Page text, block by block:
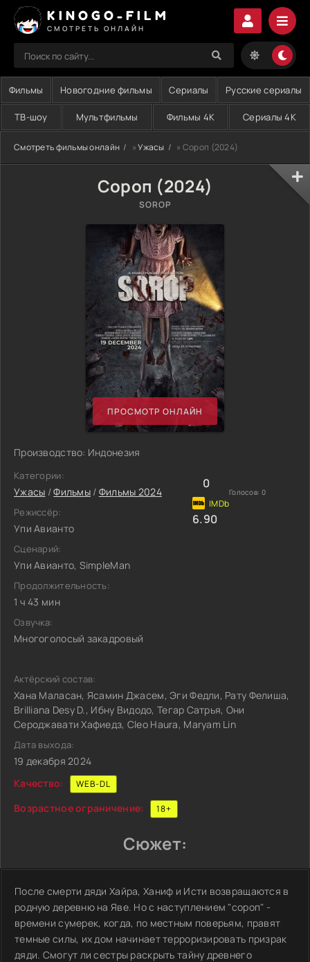
KINOGO-FILM
СМОТРЕТЬ ОНЛАЙН
Фильмы Новогодние фильмы Сериалы Русские сериалы
ТВ-шоу Мультфильмы Фильмы 4K Сериалы 4K
Смотреть фильмы онлайн »Ужасы » Сороп (2024)
Сороп (2024)
SOROP
ПРОСМОТР ОНЛАЙН
Производство: Индонезия
Категории:
Ужасы /Фильмы/ Фильмы 2024
Режиссёр:
Упи Авианто
Сценарий:
Упи Авианто, SimpleMan
Продолжительность:
1 ч 43 мин
Озвучка:
Многоголосый закадровый
0
Голосов: 0
6.90
Актёрский состав:
Хана Маласан, Ясамин Джасем, Эги Федли, Рату Фелиша,
Brilliana Desy D., Ибну Видодо, Тегар Сатрья, Они
Сероджавати Хафиедз, Cleo Haura, Maryam Lin
Дата выхода:
19 декабря 2024
Качество:
WEB-DL
Возрастное ограничение: 18+
Сюжет:
После смерти дяди Хайра, Ханиф и Исти возвращаются в
родную деревню на Яве. Но с наступлением "сороп" -
времени сумерек, когда, по местным поверьям, правят
темные силы, их дом начинает терроризировать призрак
дяди. Смогут ли сестры раскрыть тайну древнего